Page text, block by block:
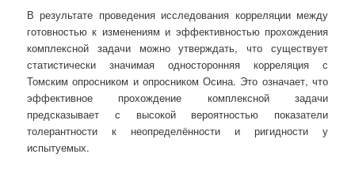
В результате проведения исследования корреляции между
готовностью к изменениям и эффективностью прохождения
комплексной задачи можно утверждать, что существует
статистически значимая односторонняя корреляция с
Томским опросником и опросником Осина. Это означает, что
эффективное прохождение комплексной задачи
предсказывает с высокой вероятностью показатели
толерантности к неопределённости и ригидности у
испытуемых.